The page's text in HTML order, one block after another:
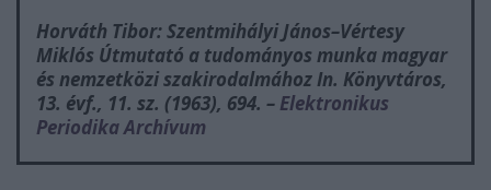
Horváth Tibor: Szentmihályi János–Vértesy
Miklós Útmutató a tudományos munka magyar
és nemzetközi szakirodalmához In. Könyvtáros,
13. évf., 11. sz. (1963), 694. – Elektronikus
Periodika Archívum